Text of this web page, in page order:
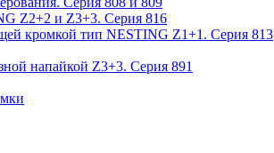
Z2+2 и Z3+3. Серия 816
кромкой тип NESTING Z1+1. Серия 813
напайкой Z3+3. Серия 891